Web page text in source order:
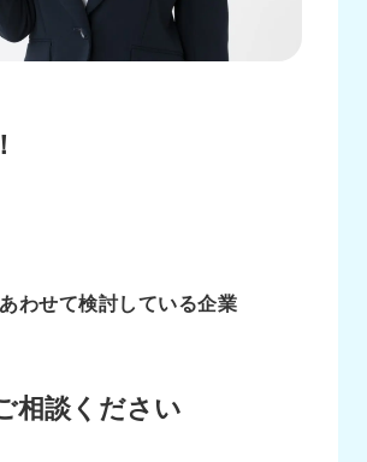
わせて検討している企業
相談ください